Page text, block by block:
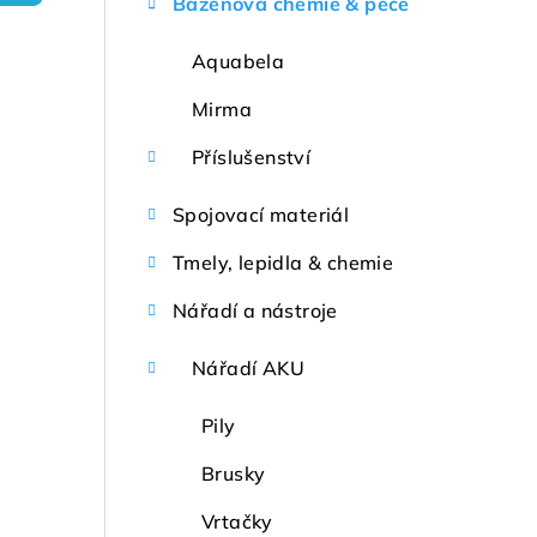
Aquabela
Mirma
Příslušenství
Spojovací materiál
Tmely, lepidla & chemie
Nářadí a nástroje
Nářadí AKU
Pily
Brusky
Vrtačky